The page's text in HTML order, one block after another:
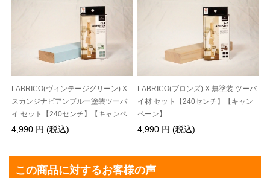
LABRICO(ヴィンテージグリーン) X
スカンジナビアンブルー塗装ツーバ
イ セット【240センチ】【キャンペ
ーン】
4,990 円 (税込)
LABRICO(ブロンズ) X 無塗装 ツーバ
イ材 セット【240センチ】【キャン
ペーン】
4,990 円 (税込)
この商品に対するお客様の声